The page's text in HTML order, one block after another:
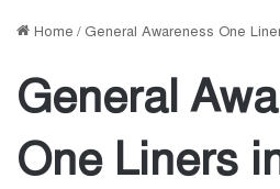
Home / General Awareness One
General
One Liners